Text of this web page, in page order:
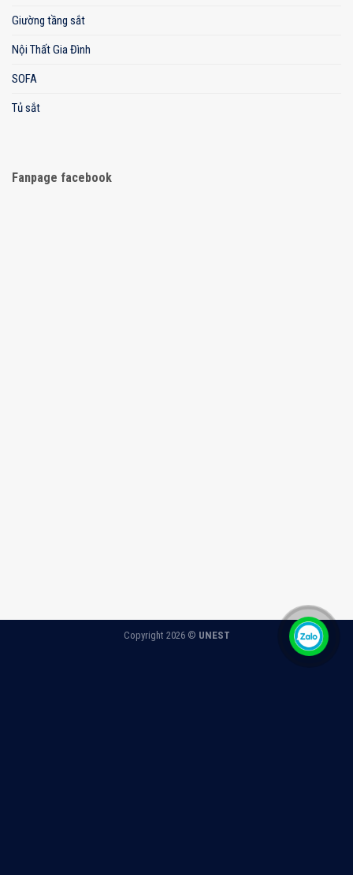
Giường tầng sắt
Nội Thất Gia Đình
SOFA
Tủ sắt
Fanpage facebook
Copyright 2026 © UNEST